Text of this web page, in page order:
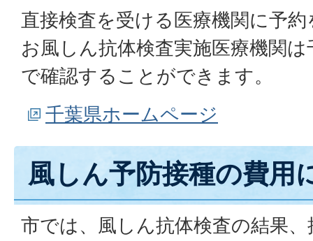
直接検査を受ける医療機関に予
お風しん抗体検査実施医療機関
で確認することができます。
千葉県ホームページ
風しん予防接種の費用
市では、風しん抗体検査の結果